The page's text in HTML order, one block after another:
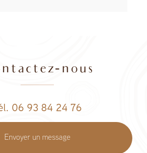
nous
06 93 84 24 76
Envoyer un message